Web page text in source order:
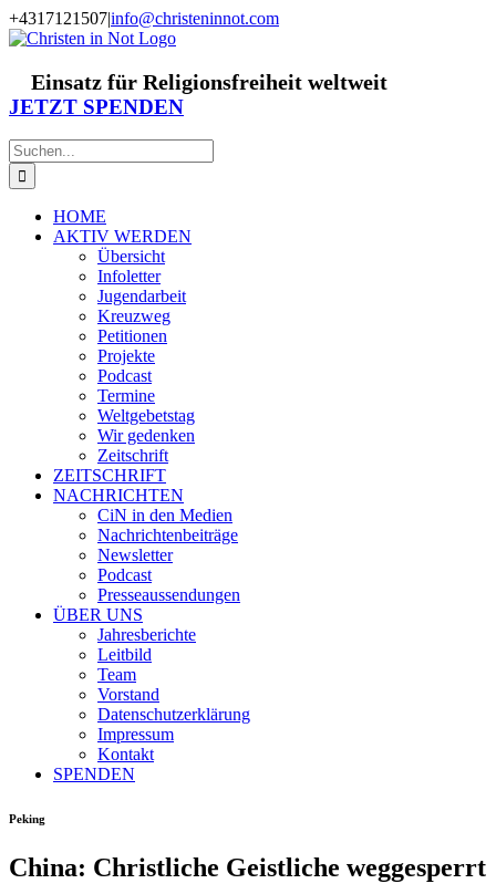
Zum
Inhalt
+4317121507|info@christeninnot.com
Facebook
Instagram
X
Spenden
Newsletter
Einsatz für Religionsfreiheit weltweit
JETZT SPENDEN
Suche
nach:
HOME
AKTIV WERDEN
Übersicht
Infoletter
Jugendarbeit
Kreuzweg
Petitionen
Projekte
Podcast
Termine
Weltgebetstag
Wir gedenken
Zeitschrift
ZEITSCHRIFT
NACHRICHTEN
CiN in den Medien
Nachrichtenbeiträge
Newsletter
Podcast
Presseaussendungen
ÜBER UNS
Jahresberichte
Leitbild
Team
Vorstand
Datenschutzerklärung
Impressum
Kontakt
SPENDEN
Peking
China: Christliche Geistliche weggesperrt